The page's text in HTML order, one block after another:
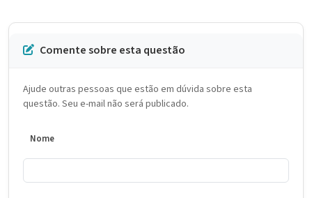
Comente sobre esta questão
Ajude outras pessoas que estão em dúvida sobre esta
questão. Seu e-mail não será publicado.
Nome